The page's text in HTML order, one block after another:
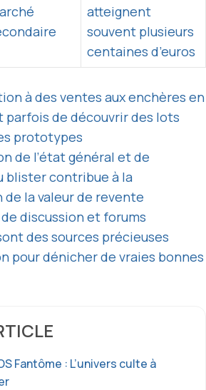
atteignent
souvent plusieurs
centaines d’euros
à des ventes aux enchères en
parfois de découvrir des lots
prototypes
de l’état général et de
blister contribue à la
la valeur de revente
discussion et forums
des sources précieuses
pour dénicher de vraies bonnes
Fantôme : L’univers culte à